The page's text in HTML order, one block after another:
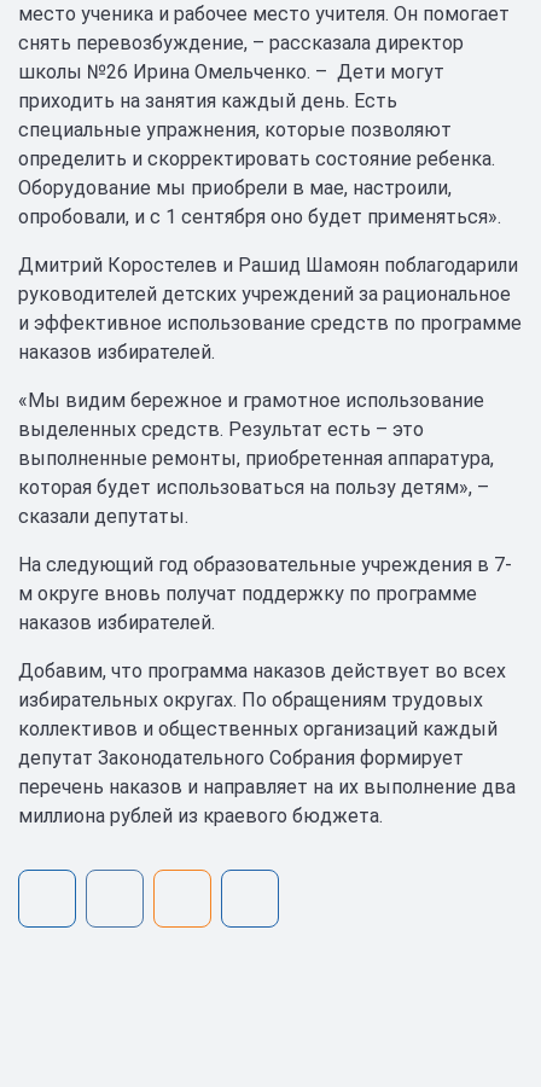
место ученика и рабочее место учителя. Он помогает
снять перевозбуждение, – рассказала директор
школы №26 Ирина Омельченко. – Дети могут
приходить на занятия каждый день. Есть
специальные упражнения, которые позволяют
определить и скорректировать состояние ребенка.
Оборудование мы приобрели в мае, настроили,
опробовали, и с 1 сентября оно будет применяться».
Дмитрий Коростелев и Рашид Шамоян поблагодарили
руководителей детских учреждений за рациональное
и эффективное использование средств по программе
наказов избирателей.
«Мы видим бережное и грамотное использование
выделенных средств. Результат есть – это
выполненные ремонты, приобретенная аппаратура,
которая будет использоваться на пользу детям», –
сказали депутаты.
На следующий год образовательные учреждения в 7-
м округе вновь получат поддержку по программе
наказов избирателей.
Добавим, что программа наказов действует во всех
избирательных округах. По обращениям трудовых
коллективов и общественных организаций каждый
депутат Законодательного Собрания формирует
перечень наказов и направляет на их выполнение два
миллиона рублей из краевого бюджета.